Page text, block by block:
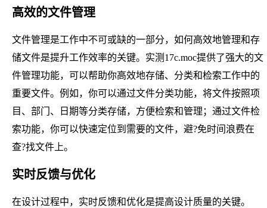
高效的文件管理
文件管理是工作中不可或缺的一部分，如何高效地管理和存
储文件是提升工作效率的关键。实测17c.moc提供了强大的文
件管理功能，可以帮助你高效地存储、分类和检索工作中的
重要文件。例如，你可以通过文件分类功能，将文件按照项
目、部门、日期等分类存储，方便检索和管理；通过文件检
索功能，你可以快速定位到需要的文件，避?免时间浪费在
查?找文件上。
实时反馈与优化
在设计过程中，实时反馈和优化是提高设计质量的关键。